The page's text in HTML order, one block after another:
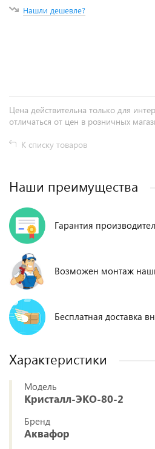
Нашли дешевле?
Цена действительна только для
отличаться от цен в розничных
К списку товаров
Наши преимущества
Гарантия
Возможен монтаж
Бесплатная доставка
Характеристики
Модель
Кристалл-ЭКО-80-2
Бренд
Аквафор